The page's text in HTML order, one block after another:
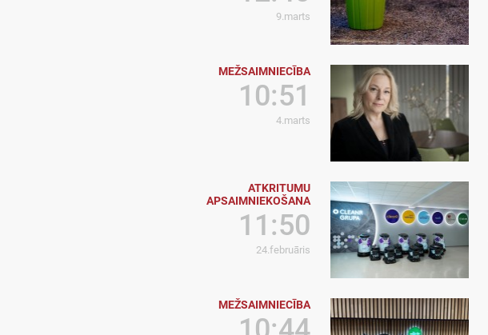
9.marts
MEŽSAIMNIECĪBA
10:51
4.marts
ATKRITUMU
APSAIMNIEKOŠANA
11:50
24.februāris
MEŽSAIMNIECĪBA